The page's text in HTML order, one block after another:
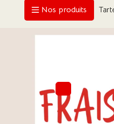
Nos produits